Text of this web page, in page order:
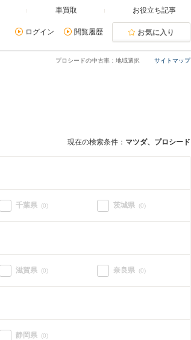
車買取 お役立ち記事
ログイン 閲覧履歴 お気に入り
サイトマップ
プロシードの中古車：地域選択
現在の検索条件： マツダ、プロシード
千葉県 (0) 茨城県 (0)
滋賀県 (0) 奈良県 (0)
静岡県 (0)